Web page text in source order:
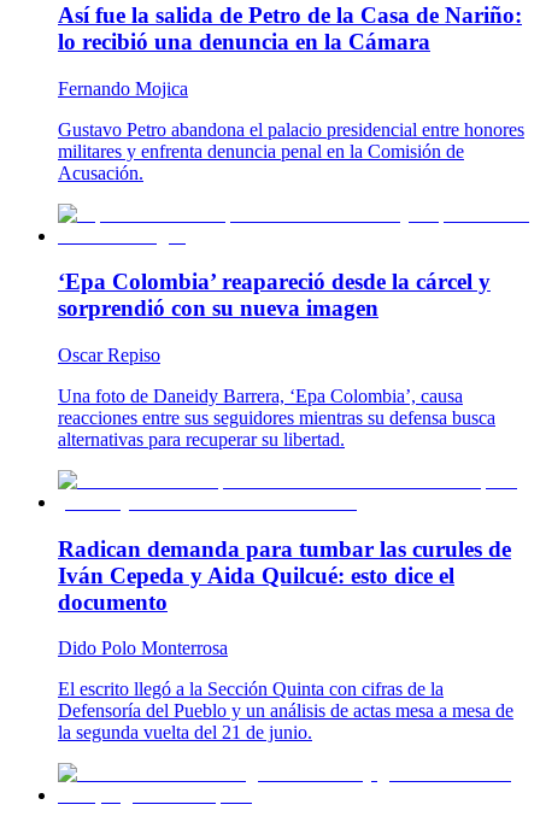
Así fue la salida de Petro de la Casa de Nariño:
lo recibió una denuncia en la Cámara
Fernando Mojica
Gustavo Petro abandona el palacio presidencial entre honores
militares y enfrenta denuncia penal en la Comisión de
Acusación.
‘Epa Colombia’ reapareció desde la cárcel y
sorprendió con su nueva imagen
Oscar Repiso
Una foto de Daneidy Barrera, ‘Epa Colombia’, causa
reacciones entre sus seguidores mientras su defensa busca
alternativas para recuperar su libertad.
Radican demanda para tumbar las curules de
Iván Cepeda y Aida Quilcué: esto dice el
documento
Dido Polo Monterrosa
El escrito llegó a la Sección Quinta con cifras de la
Defensoría del Pueblo y un análisis de actas mesa a mesa de
la segunda vuelta del 21 de junio.